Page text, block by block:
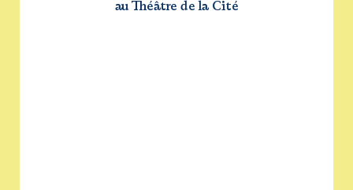
au Théâtre de la Cité